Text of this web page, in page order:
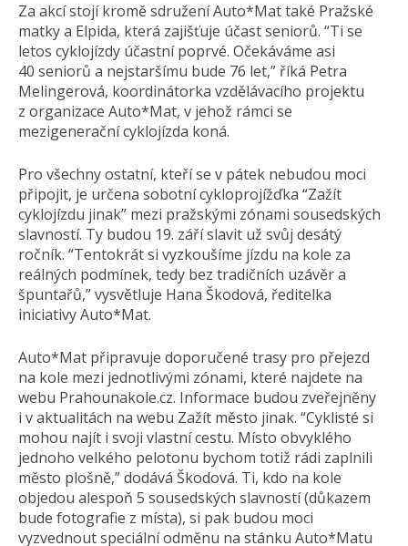
Za akcí stojí kromě sdružení Auto*Mat také Pražské
matky a Elpida, která zajišťuje účast seniorů. “Ti se
letos cyklojízdy účastní poprvé. Očekáváme asi
40 seniorů a nejstaršímu bude 76 let,” říká Petra
Melingerová, koordinátorka vzdělávacího projektu
z organizace Auto*Mat, v jehož rámci se
mezigenerační cyklojízda koná.
Pro všechny ostatní, kteří se v pátek nebudou moci
připojit, je určena sobotní cykloprojížďka “Zažít
cyklojízdu jinak” mezi pražskými zónami sousedských
slavností. Ty budou 19. září slavit už svůj desátý
ročník. “Tentokrát si vyzkoušíme jízdu na kole za
reálných podmínek, tedy bez tradičních uzávěr a
špuntařů,” vysvětluje Hana Škodová, ředitelka
iniciativy Auto*Mat.
Auto*Mat připravuje doporučené trasy pro přejezd
na kole mezi jednotlivými zónami, které najdete na
webu Prahounakole.cz. Informace budou zveřejněny
i v aktualitách na webu Zažít město jinak. “Cyklisté si
mohou najít i svoji vlastní cestu. Místo obvyklého
jednoho velkého pelotonu bychom totiž rádi zaplnili
město plošně,” dodává Škodová. Ti, kdo na kole
objedou alespoň 5 sousedských slavností (důkazem
bude fotografie z místa), si pak budou moci
vyzvednout speciální odměnu na stánku Auto*Matu